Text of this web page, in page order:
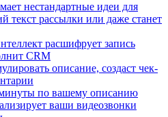
нестандартные идеи для
текст рассылки или даже станет
расшифрует запись
CRM
описание, создаст чек-
минуты по вашему описанию
ваши видеозвонки